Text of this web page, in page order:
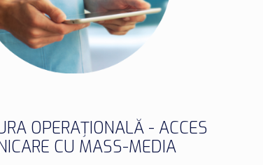
OPERAȚIONALĂ - ACCES
CU MASS-MEDIA